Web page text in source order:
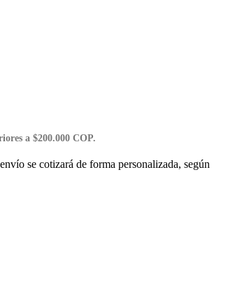
a $200.000 COP.
se cotizará de forma personalizada, según